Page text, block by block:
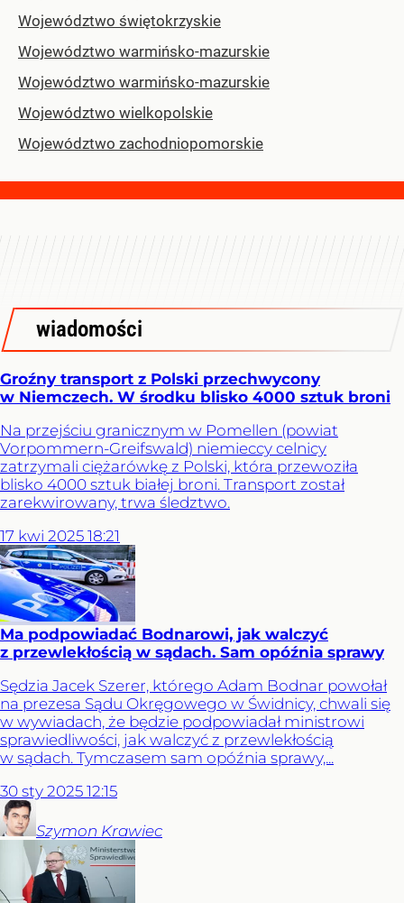
Województwo świętokrzyskie
Województwo warmińsko-mazurskie
Województwo warmińsko-mazurskie
Województwo wielkopolskie
Województwo zachodniopomorskie
wiadomości
Groźny transport z Polski przechwycony
w Niemczech. W środku blisko 4000 sztuk broni
Na przejściu granicznym w Pomellen (powiat
Vorpommern-Greifswald) niemieccy celnicy
zatrzymali ciężarówkę z Polski, która przewoziła
blisko 4000 sztuk białej broni. Transport został
zarekwirowany, trwa śledztwo.
17 kwi 2025 18:21
Ma podpowiadać Bodnarowi, jak walczyć
z przewlekłością w sądach. Sam opóźnia sprawy
Sędzia Jacek Szerer, którego Adam Bodnar powołał
na prezesa Sądu Okręgowego w Świdnicy, chwali się
w wywiadach, że będzie podpowiadał ministrowi
sprawiedliwości, jak walczyć z przewlekłością
w sądach. Tymczasem sam opóźnia sprawy,...
30 sty 2025 12:15
Szymon Krawiec